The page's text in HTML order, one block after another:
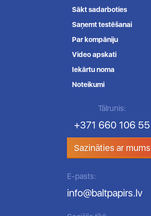
Sākt sadarboties
Saņemt testēšanai
Par kompāniju
Video apskati
Iekārtu noma
Noteikumi
Tālrunis:
+371 660 106 55
Sazināties ar mums
E-pasts:
info@baltpapirs.lv